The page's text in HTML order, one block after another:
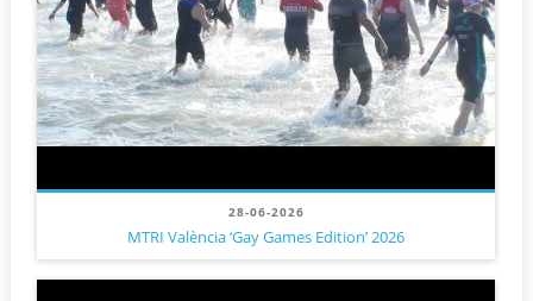
28-06-2026
MTRI València ‘Gay Games Edition’ 2026